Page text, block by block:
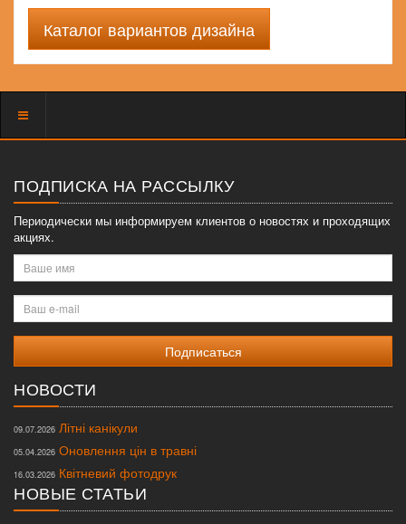
Каталог вариантов дизайна
Показать
ПОДПИСКА НА РАССЫЛКУ
Периодически мы информируем клиентов о новостях и проходящих
акциях.
Ваше
имя
Ваш
e-
mail
НОВОСТИ
09.07.2026 Літні канікули
05.04.2026 Оновлення цін в травні
16.03.2026 Квітневий фотодрук
НОВЫЕ СТАТЬИ